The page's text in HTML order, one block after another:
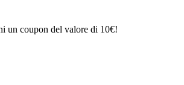
un coupon del valore di 10€!